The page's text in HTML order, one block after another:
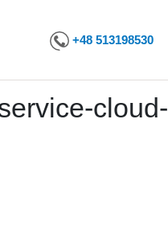
+48 513198530
cloud-